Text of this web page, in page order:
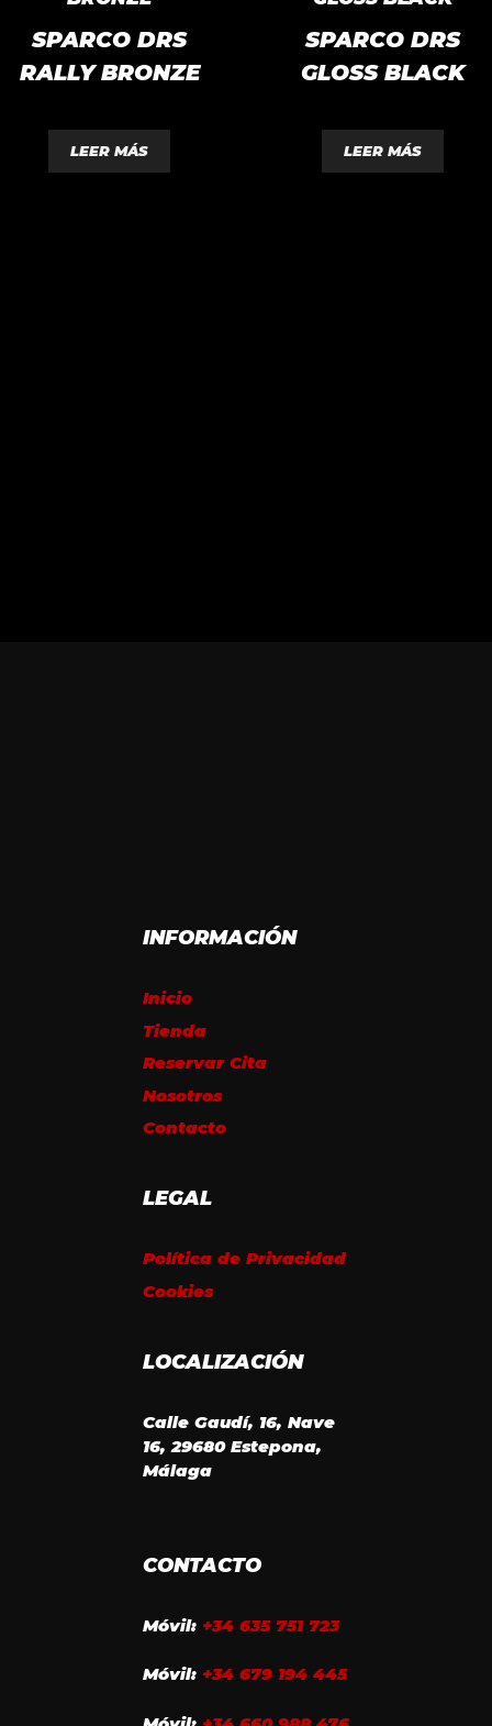
SPARCO DRS
RALLY BRONZE
0
d
5
LEER MÁS
SPARCO DRS
GLOSS BLACK
0
d
5
LEER MÁS
INFORMACIÓN
Inicio
Tienda
Reservar Cita
Nosotros
Contacto
LEGAL
Política de Privacidad
Cookies
LOCALIZACIÓN
Calle Gaudí, 16, Nave
16, 29680 Estepona,
Málaga
CONTACTO
Móvil: +34 635 751 723
Móvil: +34 679 194 445